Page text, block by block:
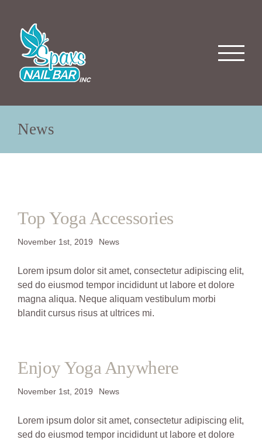
content
News
Top Yoga Accessories
November 1st, 2019 News
Lorem ipsum dolor sit amet, consectetur adipiscing elit,
sed do eiusmod tempor incididunt ut labore et dolore
magna aliqua. Neque aliquam vestibulum morbi
blandit cursus risus at ultrices mi.
Enjoy Yoga Anywhere
November 1st, 2019 News
Lorem ipsum dolor sit amet, consectetur adipiscing elit,
sed do eiusmod tempor incididunt ut labore et dolore